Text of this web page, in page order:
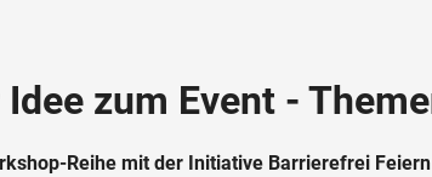
zum Event -
Reihe mit der Initiative Barrierefrei Feiern